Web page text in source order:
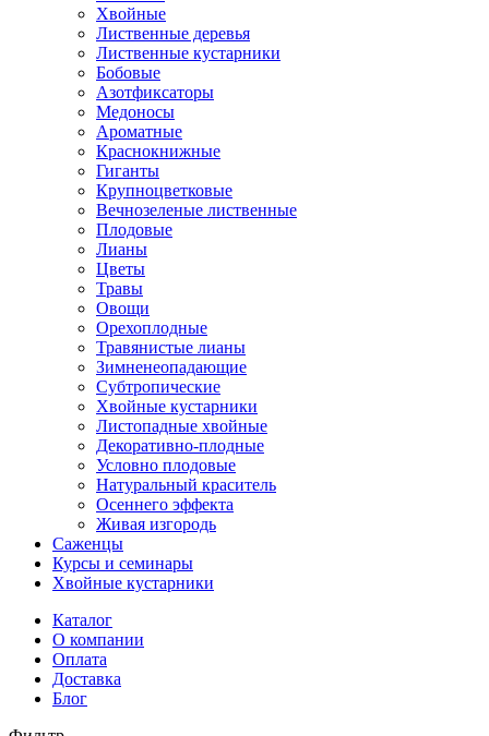
Хвойные
Лиственные деревья
Лиственные кустарники
Бобовые
Азотфиксаторы
Медоносы
Ароматные
Краснокнижные
Гиганты
Крупноцветковые
Вечнозеленые лиственные
Плодовые
Лианы
Цветы
Травы
Овощи
Орехоплодные
Травянистые лианы
Зимненеопадающие
Субтропические
Хвойные кустарники
Листопадные хвойные
Декоративно-плодные
Условно плодовые
Натуральный краситель
Осеннего эффекта
Живая изгородь
Саженцы
Курсы и семинары
Хвойные кустарники
Каталог
О компании
Оплата
Доставка
Блог